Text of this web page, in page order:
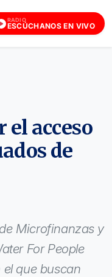
RADIO
ESCÚCHANOS EN VIVO
el acceso
de
Microfinanzas y
For People
que buscan